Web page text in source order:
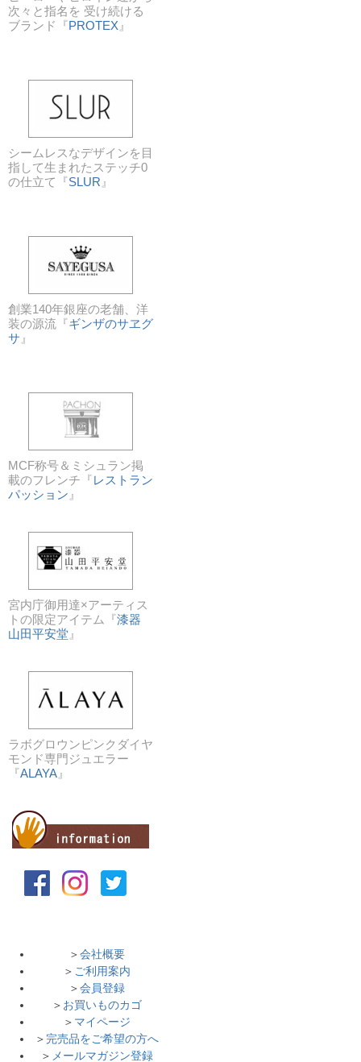
次々と指名を 受け続ける
ブランド『PROTEX 』
シームレスなデザインを目
指して生まれたステッチ0
の仕立て『SLUR 』
創業140年銀座の老舗、洋
装の源流『ギンザのサヱグ
サ 』
MCF称号＆ミシュラン掲
載のフレンチ『レストラン
パッション 』
宮内庁御用達×アーティス
トの限定アイテム『漆器
山田平安堂 』
ラボグロウンピンクダイヤ
モンド専門ジュエラー
『ALAYA 』
＞会社概要
＞ ご利用案内
＞会員登録
＞ お買いものカゴ
＞ マイページ
＞ 完売品をご希望の方へ
＞ メールマガジン登録